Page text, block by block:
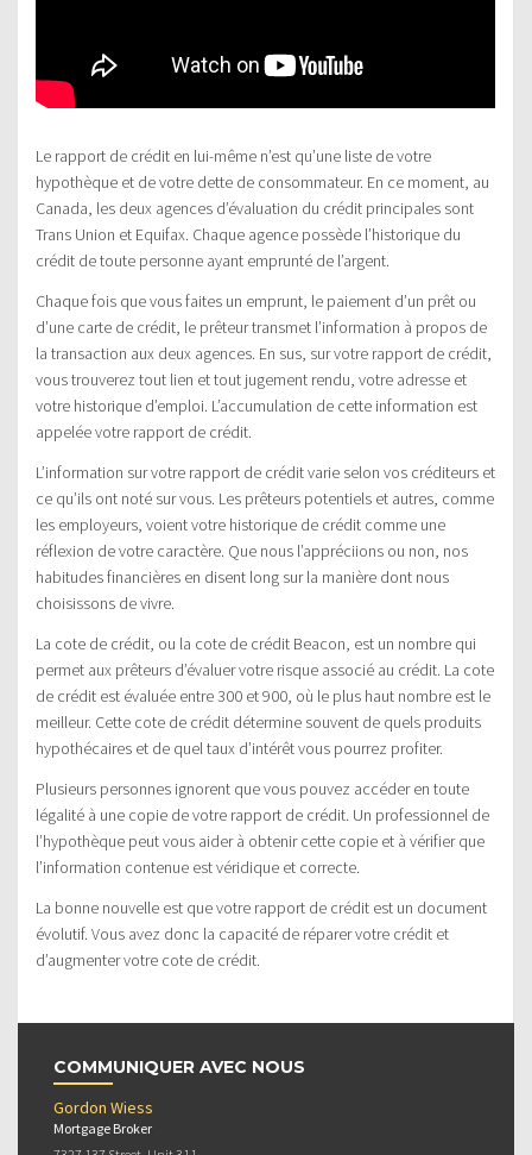
Le rapport de crédit en lui-même n’est qu’une liste de votre
hypothèque et de votre dette de consommateur. En ce moment, au
Canada, les deux agences d’évaluation du crédit principales sont
Trans Union et Equifax. Chaque agence possède l’historique du
crédit de toute personne ayant emprunté de l’argent.
Chaque fois que vous faites un emprunt, le paiement d’un prêt ou
d’une carte de crédit, le prêteur transmet l’information à propos de
la transaction aux deux agences. En sus, sur votre rapport de crédit,
vous trouverez tout lien et tout jugement rendu, votre adresse et
votre historique d’emploi. L’accumulation de cette information est
appelée votre rapport de crédit.
L’information sur votre rapport de crédit varie selon vos créditeurs et
ce qu’ils ont noté sur vous. Les prêteurs potentiels et autres, comme
les employeurs, voient votre historique de crédit comme une
réflexion de votre caractère. Que nous l’appréciions ou non, nos
habitudes financières en disent long sur la manière dont nous
choisissons de vivre.
La cote de crédit, ou la cote de crédit Beacon, est un nombre qui
permet aux prêteurs d’évaluer votre risque associé au crédit. La cote
de crédit est évaluée entre 300 et 900, où le plus haut nombre est le
meilleur. Cette cote de crédit détermine souvent de quels produits
hypothécaires et de quel taux d’intérêt vous pourrez profiter.
Plusieurs personnes ignorent que vous pouvez accéder en toute
légalité à une copie de votre rapport de crédit. Un professionnel de
l’hypothèque peut vous aider à obtenir cette copie et à vérifier que
l’information contenue est véridique et correcte.
La bonne nouvelle est que votre rapport de crédit est un document
évolutif. Vous avez donc la capacité de réparer votre crédit et
d’augmenter votre cote de crédit.
COMMUNIQUER AVEC NOUS
Gordon Wiess
Mortgage Broker